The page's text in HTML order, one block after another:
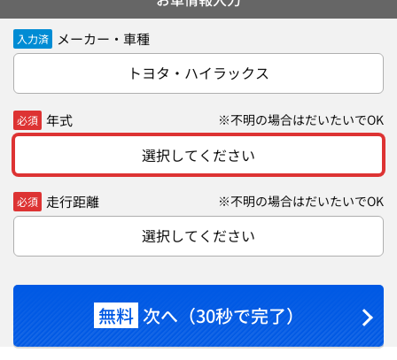
入力済 メーカー・車種
トヨタ・ハイラックス
必須 年式 ※不明の場合はだいたいでOK
選択してください
必須 走行距離 ※不明の場合はだいたいでOK
選択してください
無料 次へ（30秒で完了）